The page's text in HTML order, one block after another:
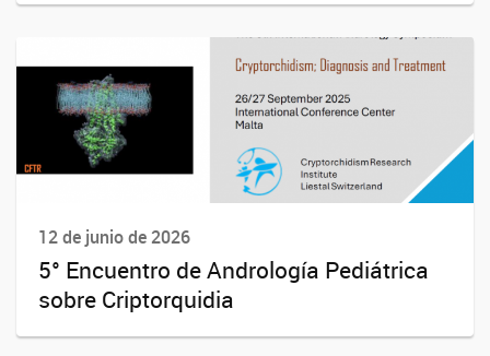
12 de junio de 2026
5° Encuentro de Andrología Pediátrica
sobre Criptorquidia